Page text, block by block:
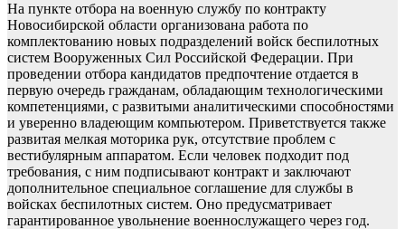
На пункте отбора на военную службу по контракту
Новосибирской области организована работа по
комплектованию новых подразделений войск беспилотных
систем Вооруженных Сил Российской Федерации. При
проведении отбора кандидатов предпочтение отдается в
первую очередь гражданам, обладающим технологическими
компетенциями, с развитыми аналитическими способностями
и уверенно владеющим компьютером. Приветствуется также
развитая мелкая моторика рук, отсутствие проблем с
вестибулярным аппаратом. Если человек подходит под
требования, с ним подписывают контракт и заключают
дополнительное специальное соглашение для службы в
войсках беспилотных систем. Оно предусматривает
гарантированное увольнение военнослужащего через год.